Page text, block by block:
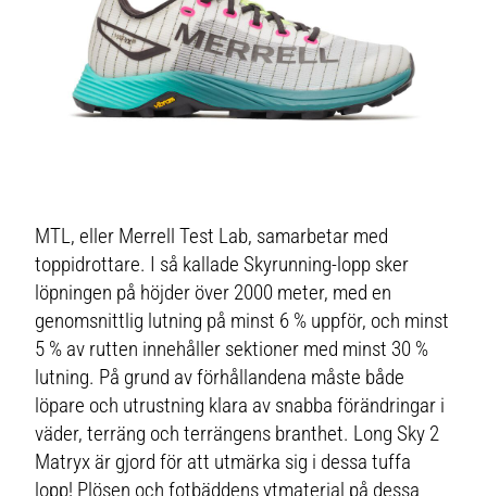
MTL, eller Merrell Test Lab, samarbetar med
toppidrottare. I så kallade Skyrunning-lopp sker
löpningen på höjder över 2000 meter, med en
genomsnittlig lutning på minst 6 % uppför, och minst
5 % av rutten innehåller sektioner med minst 30 %
lutning. På grund av förhållandena måste både
löpare och utrustning klara av snabba förändringar i
väder, terräng och terrängens branthet. Long Sky 2
Matryx är gjord för att utmärka sig i dessa tuffa
lopp! Plösen och fotbäddens ytmaterial på dessa